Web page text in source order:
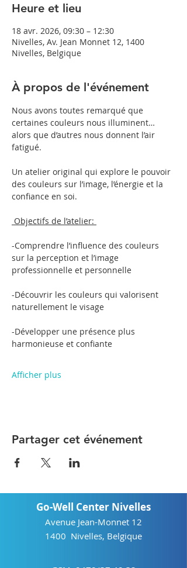
Heure et lieu
18 avr. 2026, 09:30 – 12:30
Nivelles, Av. Jean Monnet 12, 1400
Nivelles, Belgique
À propos de l'événement
Nous avons toutes remarqué que
certaines couleurs nous illuminent…
alors que d’autres nous donnent l’air
fatigué.
Un atelier original qui explore le pouvoir
des couleurs sur l’image, l’énergie et la
confiance en soi.
Objectifs de l’atelier:
-Comprendre l’influence des couleurs
sur la perception et l’image
professionnelle et personnelle
-Découvrir les couleurs qui valorisent
naturellement le visage
-Développer une présence plus
harmonieuse et confiante
Afficher plus
Partager cet événement
Go-Well Center Nivelles
Avenue Jean-Monnet 12
1400 Nivelles, Belgique